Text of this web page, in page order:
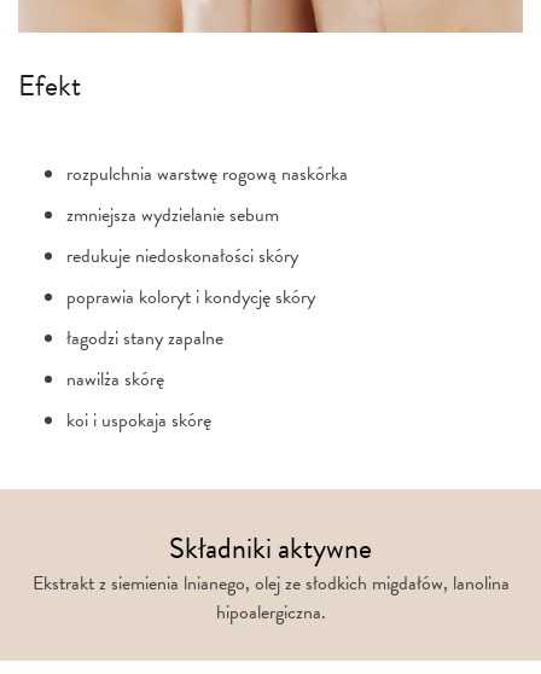
Efekt
rozpulchnia warstwę rogową naskórka
zmniejsza wydzielanie sebum
redukuje niedoskonałości skóry
poprawia koloryt i kondycję skóry
łagodzi stany zapalne
nawilża skórę
koi i uspokaja skórę
Składniki aktywne
Ekstrakt z siemienia lnianego, olej ze słodkich migdałów, lanolina
hipoalergiczna.